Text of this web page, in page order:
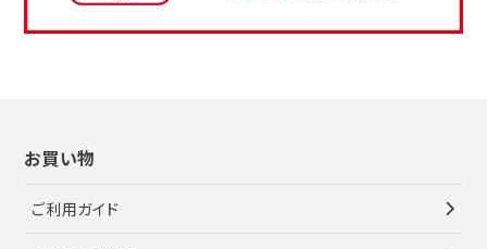
お買い物
ご利用ガイド